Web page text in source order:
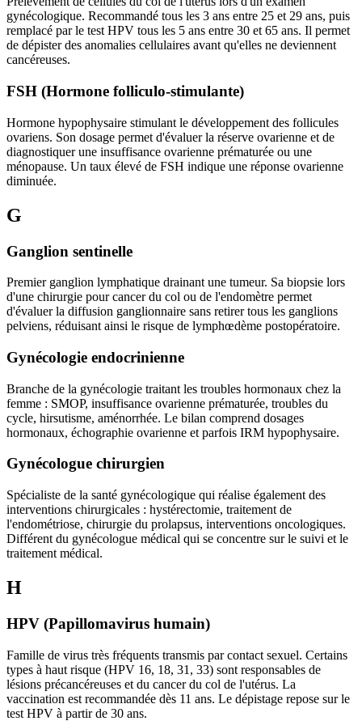
gynécologique. Recommandé tous les 3 ans entre 25 et 29 ans, puis
remplacé par le test HPV tous les 5 ans entre 30 et 65 ans. Il permet
de dépister des anomalies cellulaires avant qu'elles ne deviennent
cancéreuses.
FSH (Hormone folliculo-stimulante)
Hormone hypophysaire stimulant le développement des follicules
ovariens. Son dosage permet d'évaluer la réserve ovarienne et de
diagnostiquer une insuffisance ovarienne prématurée ou une
ménopause. Un taux élevé de FSH indique une réponse ovarienne
diminuée.
G
Ganglion sentinelle
Premier ganglion lymphatique drainant une tumeur. Sa biopsie lors
d'une chirurgie pour cancer du col ou de l'endomètre permet
d'évaluer la diffusion ganglionnaire sans retirer tous les ganglions
pelviens, réduisant ainsi le risque de lymphœdème postopératoire.
Gynécologie endocrinienne
Branche de la gynécologie traitant les troubles hormonaux chez la
femme : SMOP, insuffisance ovarienne prématurée, troubles du
cycle, hirsutisme, aménorrhée. Le bilan comprend dosages
hormonaux, échographie ovarienne et parfois IRM hypophysaire.
Gynécologue chirurgien
Spécialiste de la santé gynécologique qui réalise également des
interventions chirurgicales : hystérectomie, traitement de
l'endométriose, chirurgie du prolapsus, interventions oncologiques.
Différent du gynécologue médical qui se concentre sur le suivi et le
traitement médical.
H
HPV (Papillomavirus humain)
Famille de virus très fréquents transmis par contact sexuel. Certains
types à haut risque (HPV 16, 18, 31, 33) sont responsables de
lésions précancéreuses et du cancer du col de l'utérus. La
vaccination est recommandée dès 11 ans. Le dépistage repose sur le
test HPV à partir de 30 ans.